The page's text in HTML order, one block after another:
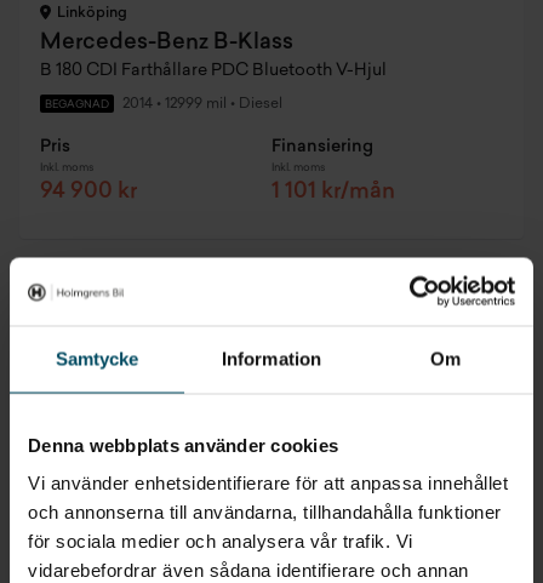
Samtycke Information Om
Denna webbplats använder cookies
Vi använder enhetsidentifierare för att anpassa innehållet
och annonserna till användarna, tillhandahålla funktioner
för sociala medier och analysera vår trafik. Vi
vidarebefordrar även sådana identifierare och annan
Linköping
Mercedes-Benz B-Klass
B 180 CDI Farthållare PDC Bluetooth V-Hjul
BEGAGNAD 2014 • 12999 mil • Diesel
Pris
Inkl. moms
94 900 kr
Finansiering
Inkl. moms
1 101 kr/mån